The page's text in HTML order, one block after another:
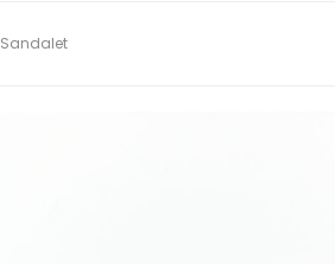
Sandalet